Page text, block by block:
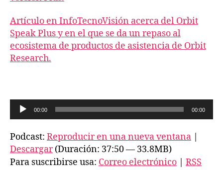
Artículo en InfoTecnoVisión acerca del Orbit
Speak Plus y en el que se da un repaso al
ecosistema de productos de asistencia de Orbit
Research.
e
p
r
o
00:00 00:00
Podcast: Reproducir en una nueva ventana |
Descargar(Duración: 37:50 — 33.8MB)
Para suscribirse usa: Correo electrónico | RSS